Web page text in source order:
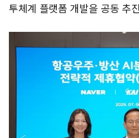
투체계 플랫폼 개발을 공동 추